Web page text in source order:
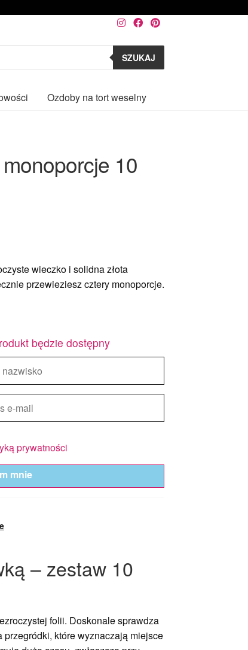
SZUKAJ
Ozdoby na tort weselny
10
wieczko i solidna złota
przewieziesz cztery monoporcje.
będzie dostępny
prywatności
mnie
– zestaw 10
folii. Doskonale sprawdza
które wyznaczają miejsce